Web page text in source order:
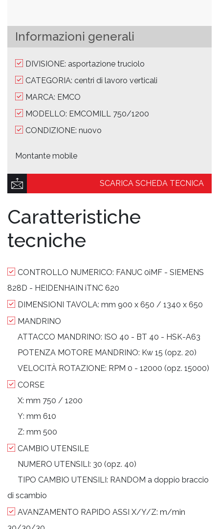
Informazioni generali
DIVISIONE: asportazione truciolo
CATEGORIA: centri di lavoro verticali
MARCA: EMCO
MODELLO: EMCOMILL 750/1200
CONDIZIONE: nuovo
Montante mobile
SCARICA SCHEDA TECNICA
Caratteristiche
tecniche
CONTROLLO NUMERICO: FANUC 0iMF - SIEMENS
828D - HEIDENHAIN iTNC 620
DIMENSIONI TAVOLA: mm 900 x 650 / 1340 x 650
MANDRINO
ATTACCO MANDRINO: ISO 40 - BT 40 - HSK-A63
POTENZA MOTORE MANDRINO: Kw 15 (opz. 20)
VELOCITÀ ROTAZIONE: RPM 0 - 12000 (opz. 15000)
CORSE
X: mm 750 / 1200
Y: mm 610
Z: mm 500
CAMBIO UTENSILE
NUMERO UTENSILI: 30 (opz. 40)
TIPO CAMBIO UTENSILI: RANDOM a doppio braccio
di scambio
AVANZAMENTO RAPIDO ASSI X/Y/Z: m/min